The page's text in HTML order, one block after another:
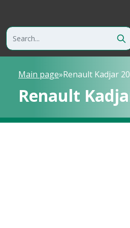
Main page»Renault Kadjar
Renault